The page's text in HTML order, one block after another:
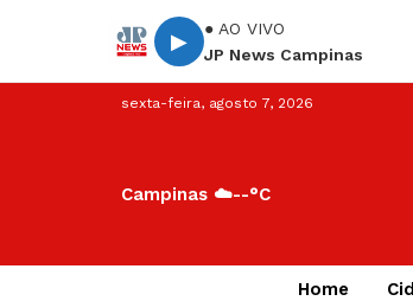
▶
● AO VIVO
JP News Campinas
sexta-feira, agosto 7, 2026
Campinas ☁️--°C
Home